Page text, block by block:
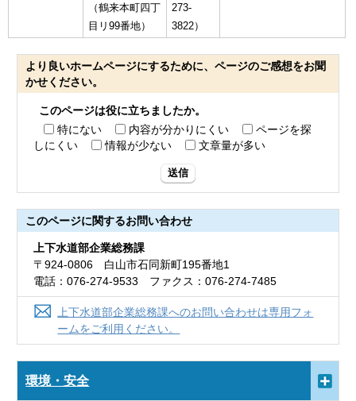
（鶴来本町四丁
目リ99番地）
273-
3822）
より良いホームページにするために、ページのご感想をお聞
かせください。
このページは役に立ちましたか。
特にない
内容が分かりにくい
ページを探
しにくい
情報が少ない 文章量が多い
送信
このページに関するお問い合わせ
上下水道部企業総務課
〒924-0806 白山市石同新町195番地1
電話：076-274-9533 ファクス：076-274-7485
上下水道部企業総務課へのお問い合わせは専用フォ
ームをご利用ください。
環境・安全